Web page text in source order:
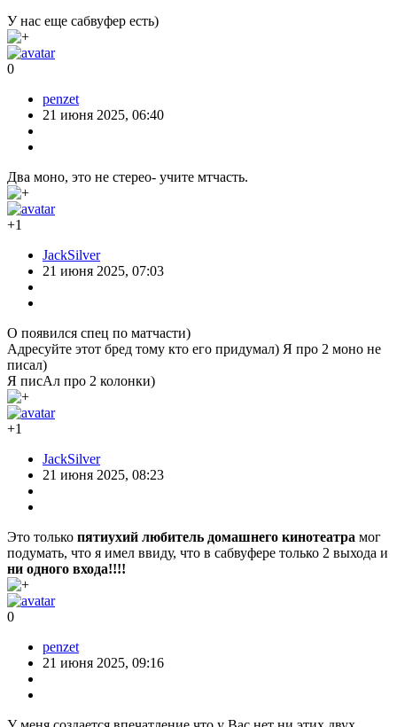
У нас еще сабвуфер есть)
0
penzet
21 июня 2025, 06:40
Два моно, это не стерео- учите мтчасть.
+1
JackSilver
21 июня 2025, 07:03
О появился спец по матчасти)
Адресуйте этот бред тому кто его придумал) Я про 2 моно не
писал)
Я писАл про 2 колонки)
+1
JackSilver
21 июня 2025, 08:23
Это только пятиухий любитель домашнего кинотеатра мог
подумать, что я имел ввиду, что в сабвуфере только 2 выхода и
ни одного входа!!!!
0
penzet
21 июня 2025, 09:16